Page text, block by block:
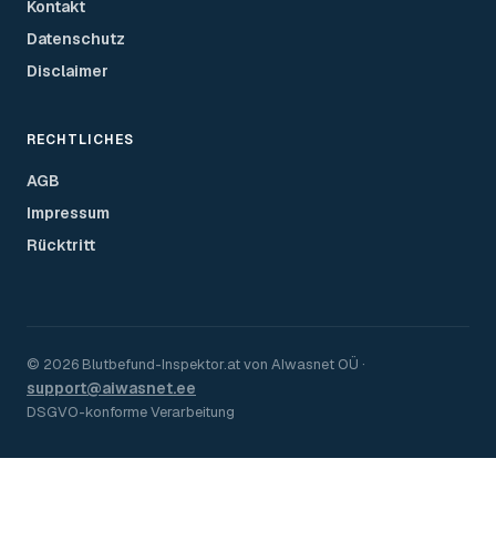
Kontakt
Datenschutz
Disclaimer
RECHTLICHES
AGB
Impressum
Rücktritt
© 2026 Blutbefund-Inspektor.atvon AIwasnet OÜ ·
support@aiwasnet.ee
DSGVO-konforme Verarbeitung